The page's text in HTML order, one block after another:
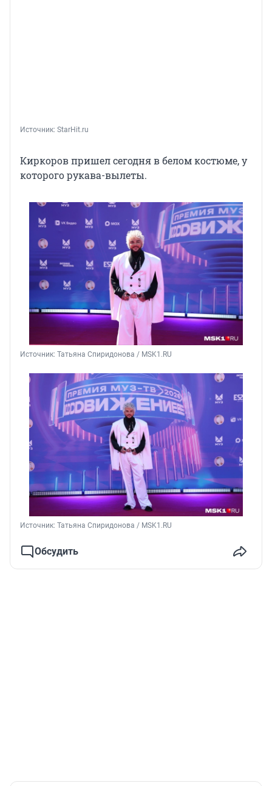
Источник: StarHit.ru
Киркоров пришел сегодня в белом костюме, у
которого рукава-вылеты.
Источник: Татьяна Спиридонова / MSK1.RU
Источник: Татьяна Спиридонова / MSK1.RU
Обсудить